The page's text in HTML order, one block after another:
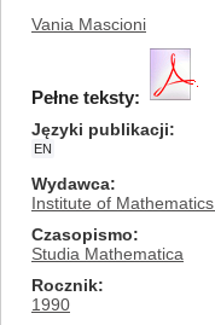
Vania Mascioni
Pełne teksty:
Języki publikacji
EN
Wydawca
Institute of
Czasopismo
Studia Mathematica
Rocznik
1990